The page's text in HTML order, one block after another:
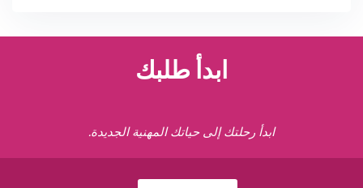
ابدأ طلبك
ابدأ رحلتك إلى حياتك المهنية الجديدة.